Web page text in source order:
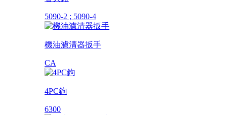
5090-2 ; 5090-4
機油濾清器扳手
CA
4PC鉤
6300